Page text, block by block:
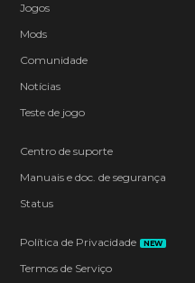
Jogos
Mods
Comunidade
Notícias
Teste de jogo
Centro de suporte
Manuais e doc. de segurança
Status
Política de Privacidade NEW
Termos de Serviço